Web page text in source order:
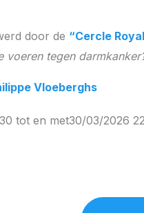
door de “Cercle
voeren tegen
Vloeberghs
tot en met30/03/2026